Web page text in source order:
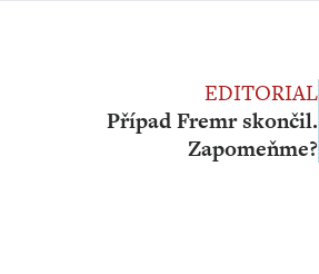
EDITORIAL
Případ Fremr skončil.
Zapomeňme?